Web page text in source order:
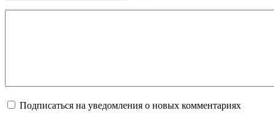
Подписаться на уведомления о новых комментариях